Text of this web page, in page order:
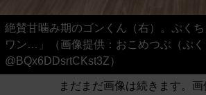
絶賛甘噛み期のゴンくん（右）。ぷく
ワン…」（画像提供：おこめつぶ（ぷ
@BQx6DDsrtCKst3Z）
まだまだ画像は続きます。画